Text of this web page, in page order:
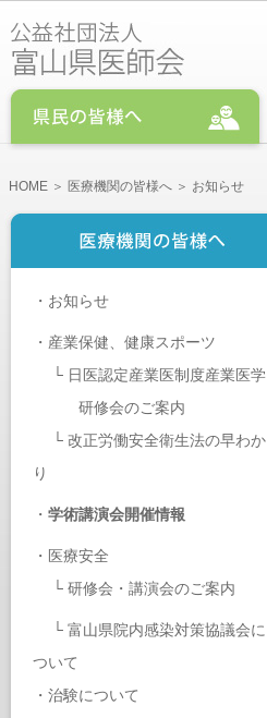
HOME ＞ 医療機関の皆様へ ＞ お知らせ
・ お知らせ
・ 産業保健、健康スポーツ
└ 日医認定産業医制度産業医学
研修会のご案内
└ 改正労働安全衛生法の早わか
り
・ 学術講演会開催情報
・ 医療安全
└ 研修会・講演会のご案内
└ 富山県院内感染対策協議会に
ついて
・ 治験について